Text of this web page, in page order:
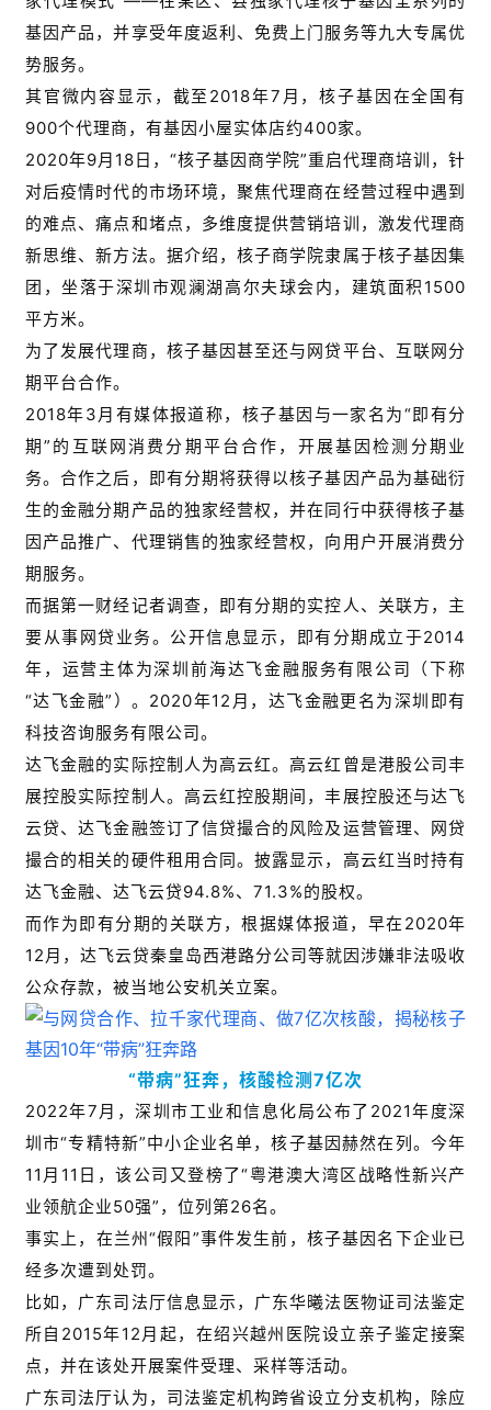
基因产品，并享受年度返利、免费上门服务等九大专属优
势服务。
其官微内容显示，截至2018年7月，核子基因在全国有
900个代理商，有基因小屋实体店约400家。
2020年9月18日，“核子基因商学院”重启代理商培训，针
对后疫情时代的市场环境，聚焦代理商在经营过程中遇到
的难点、痛点和堵点，多维度提供营销培训，激发代理商
新思维、新方法。据介绍，核子商学院隶属于核子基因集
团，坐落于深圳市观澜湖高尔夫球会内，建筑面积1500
平方米。
为了发展代理商，核子基因甚至还与网贷平台、互联网分
期平台合作。
2018年3月有媒体报道称，核子基因与一家名为“即有分
期”的互联网消费分期平台合作，开展基因检测分期业
务。合作之后，即有分期将获得以核子基因产品为基础衍
生的金融分期产品的独家经营权，并在同行中获得核子基
因产品推广、代理销售的独家经营权，向用户开展消费分
期服务。
而据第一财经记者调查，即有分期的实控人、关联方，主
要从事网贷业务。公开信息显示，即有分期成立于2014
年，运营主体为深圳前海达飞金融服务有限公司（下称
“达飞金融”）。2020年12月，达飞金融更名为深圳即有
科技咨询服务有限公司。
达飞金融的实际控制人为高云红。高云红曾是港股公司丰
展控股实际控制人。高云红控股期间，丰展控股还与达飞
云贷、达飞金融签订了信贷撮合的风险及运营管理、网贷
撮合的相关的硬件租用合同。披露显示，高云红当时持有
达飞金融、达飞云贷94.8%、71.3%的股权。
而作为即有分期的关联方，根据媒体报道，早在2020年
12月，达飞云贷秦皇岛西港路分公司等就因涉嫌非法吸收
公众存款，被当地公安机关立案。
“带病”狂奔，核酸检测7亿次
2022年7月，深圳市工业和信息化局公布了2021年度深
圳市“专精特新”中小企业名单，核子基因赫然在列。今年
11月11日，该公司又登榜了“粤港澳大湾区战略性新兴产
业领航企业50强”，位列第26名。
事实上，在兰州“假阳”事件发生前，核子基因名下企业已
经多次遭到处罚。
比如，广东司法厅信息显示，广东华曦法医物证司法鉴定
所自2015年12月起，在绍兴越州医院设立亲子鉴定接案
点，并在该处开展案件受理、采样等活动。
广东司法厅认为，司法鉴定机构跨省设立分支机构，除应